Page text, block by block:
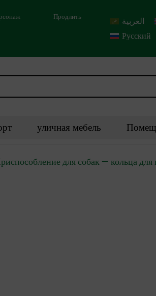
Продлить العربية
Русский
уличная мебель
для собак — кольца